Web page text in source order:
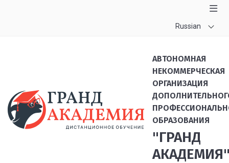
Russian
АВТОНОМНАЯ
НЕКОММЕРЧЕСКАЯ
ОРГАНИЗАЦИЯ
ОБРАЗОВАНИЯ
"ГРАНД